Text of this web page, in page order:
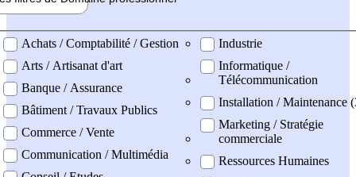
professionel
Achats / Comptabilité / Gestion
Arts / Artisanat d'art
Banque / Assurance
Bâtiment / Travaux Publics
Commerce / Vente
Communication / Multimédia
Industrie
Informatique /
Télécommunication
Installation / Maintenance
Marketing / Stratégie
commerciale
Ressources Humaines